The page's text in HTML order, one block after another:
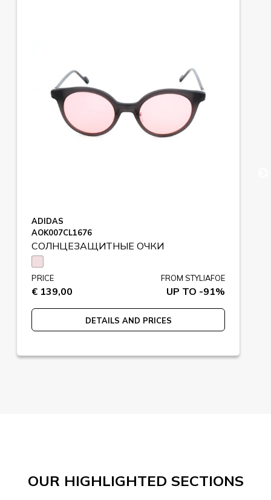
ADIDAS
AOK007CL1676
СОЛНЦЕЗАЩИТНЫЕ ОЧКИ
PRICE
€ 139,00
FROM STYLIAFOE
UP TO -91%
DETAILS AND PRICES
OUR HIGHLIGHTED SECTIONS